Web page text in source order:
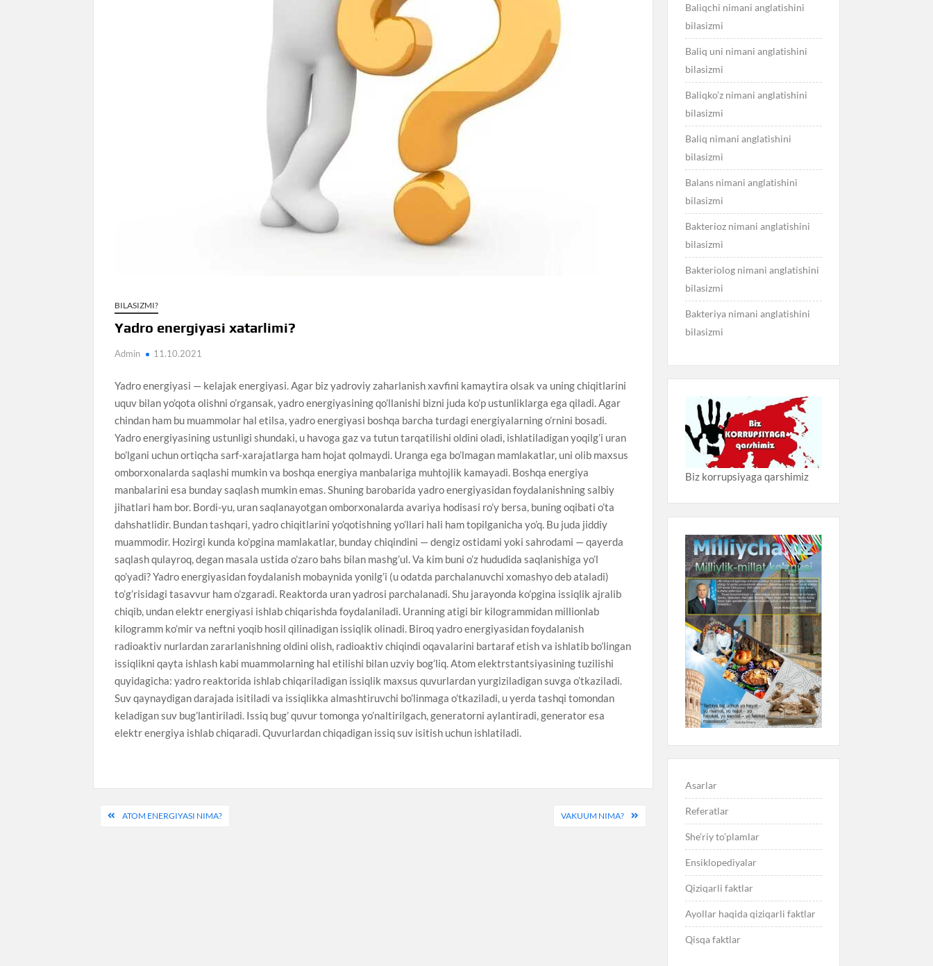
BILASIZMI?
Yadro energiyasi xatarlimi?
Admin 11.10.2021
Yadro energiyasi — kelajak energiyasi. Agar biz yadroviy zaharlanish xavfini kamaytira olsak va uning chiqitlarini
uquv bilan yo’qota olishni o’rgansak, yadro energiyasining qo’llanishi bizni juda ko’p ustunliklarga ega qiladi. Agar
chindan ham bu muammolar hal etilsa, yadro energiyasi boshqa barcha turdagi energiyalarning o’rnini bosadi.
Yadro energiyasining ustunligi shundaki, u havoga gaz va tutun tarqatilishi oldini oladi, ishlatiladigan yoqilg’i uran
bo’lgani uchun ortiqcha sarf-xarajatlarga ham hojat qolmaydi. Uranga ega bo’lmagan mamlakatlar, uni olib maxsus
omborxonalarda saqlashi mumkin va boshqa energiya manbalariga muhtojlik kamayadi. Boshqa energiya
manbalarini esa bunday saqlash mumkin emas. Shuning barobarida yadro energiyasidan foydalanishning salbiy
jihatlari ham bor. Bordi-yu, uran saqlanayotgan omborxonalarda avariya hodisasi ro’y bersa, buning oqibati o’ta
dahshatlidir. Bundan tashqari, yadro chiqitlarini yo’qotishning yo’llari hali ham topilganicha yo’q. Bu juda jiddiy
muammodir. Hozirgi kunda ko’pgina mamlakatlar, bunday chiqindini — dengiz ostidami yoki sahrodami — qayerda
saqlash qulayroq, degan masala ustida o’zaro bahs bilan mashg’ul. Va kim buni o’z hududida saqlanishiga yo’l
qo’yadi? Yadro energiyasidan foydalanish mobaynida yonilg’i (u odatda parchalanuvchi xomashyo deb ataladi)
to’g’risidagi tasavvur ham o’zgaradi. Reaktorda uran yadrosi parchalanadi. Shu jarayonda ko’pgina issiqlik ajralib
chiqib, undan elektr energiyasi ishlab chiqarishda foydalaniladi. Uranning atigi bir kilogrammidan millionlab
kilogramm ko’mir va neftni yoqib hosil qilinadigan issiqlik olinadi. Biroq yadro energiyasidan foydalanish
radioaktiv nurlardan zararlanishning oldini olish, radioaktiv chiqindi oqavalarini bartaraf etish va ishlatib bo’lingan
issiqlikni qayta ishlash kabi muammolarning hal etilishi bilan uzviy bog’liq. Atom elektrstantsiyasining tuzilishi
quyidagicha: yadro reaktorida ishlab chiqariladigan issiqlik maxsus quvurlardan yurgiziladigan suvga o’tkaziladi.
Suv qaynaydigan darajada isitiladi va issiqlikka almashtiruvchi bo’linmaga o’tkaziladi, u yerda tashqi tomondan
keladigan suv bug’lantiriladi. Issiq bug’ quvur tomonga yo’naltirilgach, generatorni aylantiradi, generator esa
elektr energiya ishlab chiqaradi. Quvurlardan chiqadigan issiq suv isitish uchun ishlatiladi.
PostATOM ENERGIYASI NIMA? VAKUUM NIMA?
Baliqchi nimani anglatishini
bilasizmi
Baliq uni nimani anglatishini
bilasizmi
Baliqko’z nimani anglatishini
bilasizmi
Baliq nimani anglatishini
bilasizmi
Balans nimani anglatishini
bilasizmi
Bakterioz nimani anglatishini
bilasizmi
Bakteriolog nimani anglatishini
bilasizmi
Bakteriya nimani anglatishini
bilasizmi
Biz korrupsiyaga qarshimiz
Asarlar
Referatlar
She’riy to’plamlar
Ensiklopediyalar
Qiziqarli faktlar
Ayollar haqida qiziqarli faktlar
Qisqa faktlar